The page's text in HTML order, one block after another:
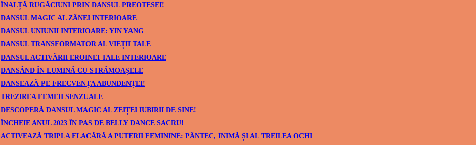
ÎNALȚĂ RUGĂCIUNI PRIN DANSUL PREOTESEI!
DANSUL MAGIC AL ZÂNEI INTERIOARE
DANSUL UNIUNII INTERIOARE: YIN YANG
DANSUL TRANSFORMATOR AL VIEȚII TALE
DANSUL ACTIVĂRII EROINEI TALE INTERIOARE
DANSÂND ÎN LUMINĂ CU STRĂMOAȘELE
DANSEAZĂ PE FRECVENȚA ABUNDENȚEI!
TREZIREA FEMEII SENZUALE
DESCOPERĂ DANSUL MAGIC AL ZEIȚEI IUBIRII DE SINE!
ÎNCHEIE ANUL 2023 ÎN PAS DE BELLY DANCE SACRU!
ACTIVEAZĂ TRIPLA FLACĂRĂ A PUTERII FEMININE: PÂNTEC, INIMĂ ȘI AL TREILEA OCHI